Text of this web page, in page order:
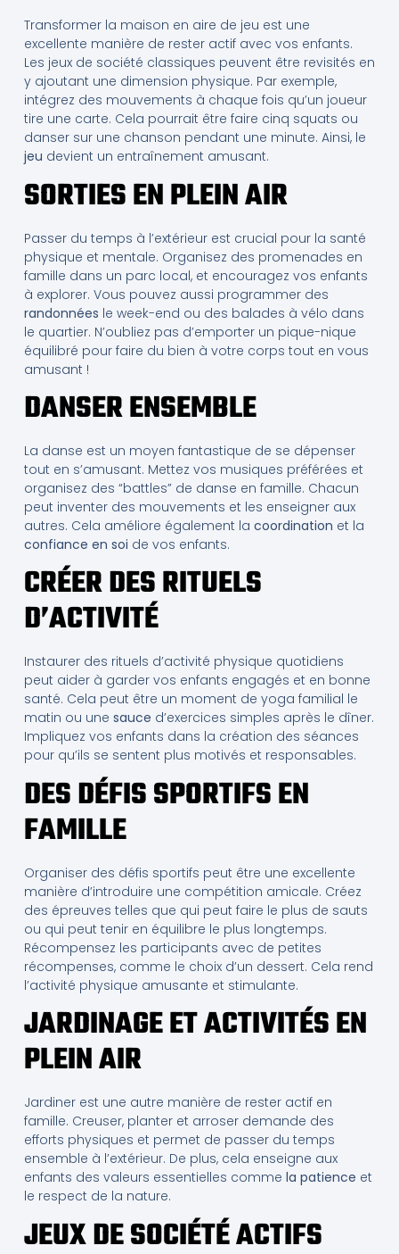
Transformer la maison en aire de jeu est une
excellente manière de rester actif avec vos enfants.
Les jeux de société classiques peuvent être revisités en
y ajoutant une dimension physique. Par exemple,
intégrez des mouvements à chaque fois qu’un joueur
tire une carte. Cela pourrait être faire cinq squats ou
danser sur une chanson pendant une minute. Ainsi, le
jeu devient un entraînement amusant.
SORTIES EN PLEIN AIR
Passer du temps à l’extérieur est crucial pour la santé
physique et mentale. Organisez des promenades en
famille dans un parc local, et encouragez vos enfants
à explorer. Vous pouvez aussi programmer des
randonnées le week-end ou des balades à vélo dans
le quartier. N’oubliez pas d’emporter un pique-nique
équilibré pour faire du bien à votre corps tout en vous
amusant !
DANSER ENSEMBLE
La danse est un moyen fantastique de se dépenser
tout en s’amusant. Mettez vos musiques préférées et
organisez des “battles” de danse en famille. Chacun
peut inventer des mouvements et les enseigner aux
autres. Cela améliore également la coordination et la
confiance en soi de vos enfants.
CRÉER DES RITUELS
D’ACTIVITÉ
Instaurer des rituels d’activité physique quotidiens
peut aider à garder vos enfants engagés et en bonne
santé. Cela peut être un moment de yoga familial le
matin ou une sauce d’exercices simples après le dîner.
Impliquez vos enfants dans la création des séances
pour qu’ils se sentent plus motivés et responsables.
DES DÉFIS SPORTIFS EN
FAMILLE
Organiser des défis sportifs peut être une excellente
manière d’introduire une compétition amicale. Créez
des épreuves telles que qui peut faire le plus de sauts
ou qui peut tenir en équilibre le plus longtemps.
Récompensez les participants avec de petites
récompenses, comme le choix d’un dessert. Cela rend
l’activité physique amusante et stimulante.
JARDINAGE ET ACTIVITÉS EN
PLEIN AIR
Jardiner est une autre manière de rester actif en
famille. Creuser, planter et arroser demande des
efforts physiques et permet de passer du temps
ensemble à l’extérieur. De plus, cela enseigne aux
enfants des valeurs essentielles comme la patience et
le respect de la nature.
JEUX DE SOCIÉTÉ ACTIFS